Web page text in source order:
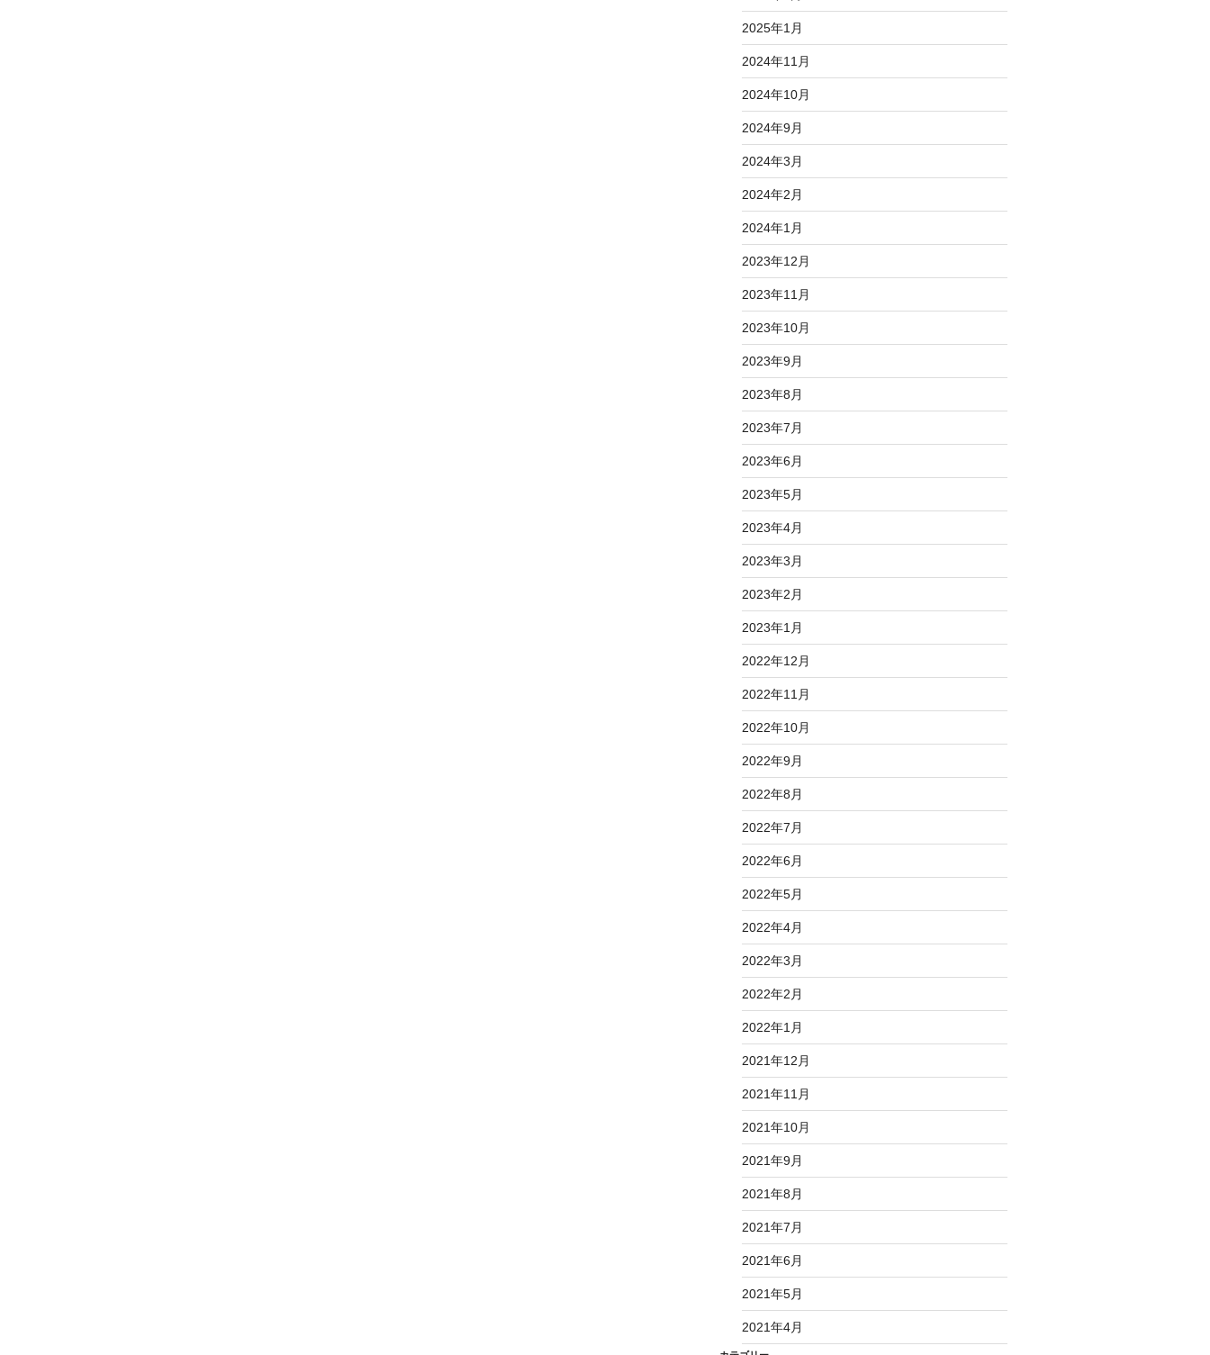
2025年1月
2024年11月
2024年10月
2024年9月
2024年3月
2024年2月
2024年1月
2023年12月
2023年11月
2023年10月
2023年9月
2023年8月
2023年7月
2023年6月
2023年5月
2023年4月
2023年3月
2023年2月
2023年1月
2022年12月
2022年11月
2022年10月
2022年9月
2022年8月
2022年7月
2022年6月
2022年5月
2022年4月
2022年3月
2022年2月
2022年1月
2021年12月
2021年11月
2021年10月
2021年9月
2021年8月
2021年7月
2021年6月
2021年5月
2021年4月